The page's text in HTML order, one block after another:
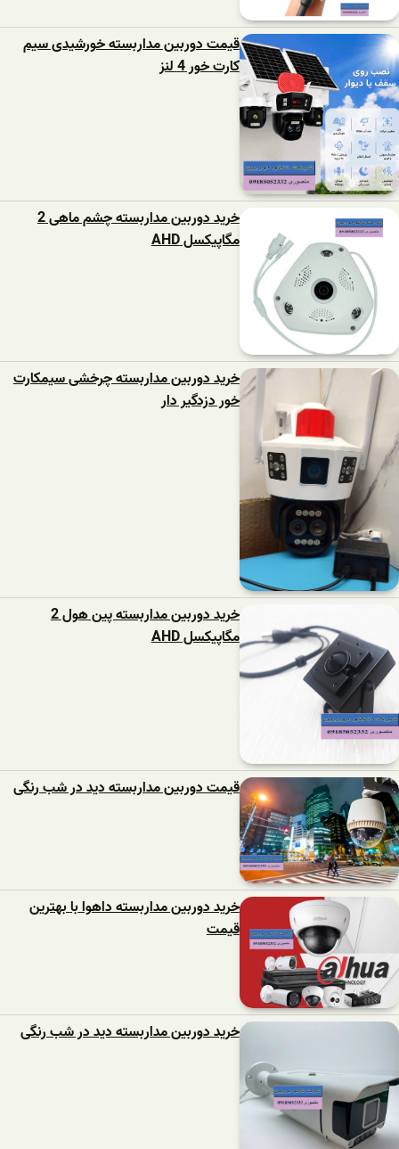
قیمت دوربین مداربسته خورشیدی سیم
کارت خور 4 لنز
خرید دوربین مداربسته چشم ماهی 2
مگاپیکسل AHD
خرید دوربین مداربسته چرخشی سیمکارت
خور دزدگیر دار
خرید دوربین مداربسته پین هول 2
مگاپیکسل AHD
قیمت دوربین مداربسته دید در شب رنگی
خرید دوربین مداربسته داهوا با بهترین
قیمت
خرید دوربین مداربسته دید در شب رنگی